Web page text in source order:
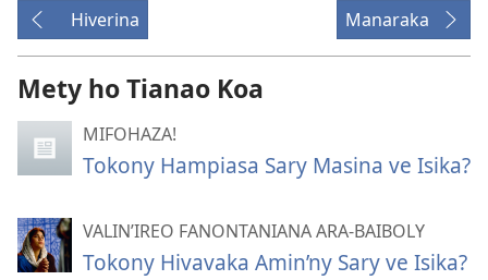
Hiverina Manaraka
Mety ho Tianao Koa
MIFOHAZA!
Tokony Hampiasa Sary Masina ve Isika?
VALIN’IREO FANONTANIANA ARA-BAIBOLY
Tokony Hivavaka Amin’ny Sary ve Isika?